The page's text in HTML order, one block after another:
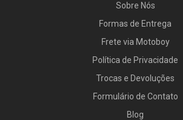
Sobre Nós
Formas de Entrega
Frete via Motoboy
Política de Privacidade
Trocas e Devoluções
Formulário de Contato
Blog